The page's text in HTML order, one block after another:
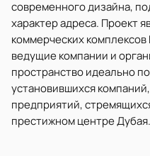
современного дизайна,
характер адреса. Проект
коммерческих
ведущие компании и
пространство идеально
установившихся
предприятий,
престижном центре Дубая.